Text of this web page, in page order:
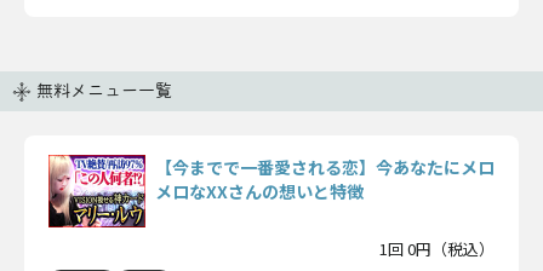
無料メニュー一覧
【今までで一番愛される恋】今あなたにメロ
メロなXXさんの想いと特徴
1回 0円（税込）